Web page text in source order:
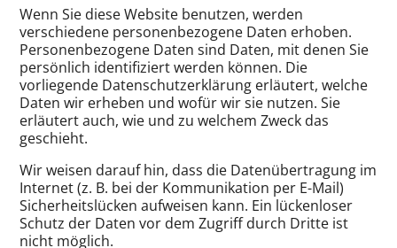
Wenn Sie diese Website benutzen, werden
verschiedene personenbezogene Daten erhoben.
Personenbezogene Daten sind Daten, mit denen Sie
persönlich identifiziert werden können. Die
vorliegende Datenschutzerklärung erläutert, welche
Daten wir erheben und wofür wir sie nutzen. Sie
erläutert auch, wie und zu welchem Zweck das
geschieht.
Wir weisen darauf hin, dass die Datenübertragung im
Internet (z. B. bei der Kommunikation per E-Mail)
Sicherheitslücken aufweisen kann. Ein lückenloser
Schutz der Daten vor dem Zugriff durch Dritte ist
nicht möglich.